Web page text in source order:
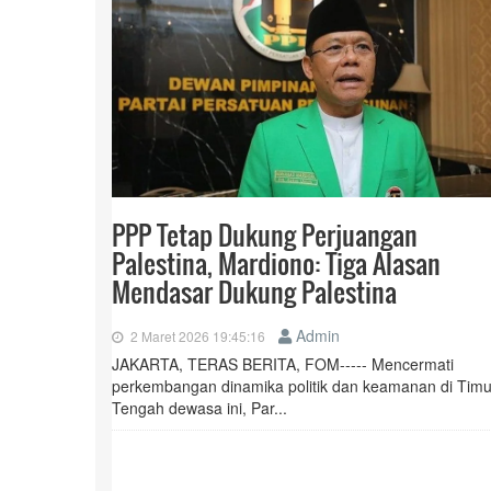
PPP Tetap Dukung Perjuangan
Palestina, Mardiono: Tiga Alasan
Mendasar Dukung Palestina
2 Maret 2026 19:45:16
Admin
JAKARTA, TERAS BERITA, FOM----- Mencermati
perkembangan dinamika politik dan keamanan di
Tengah dewasa ini, Par...